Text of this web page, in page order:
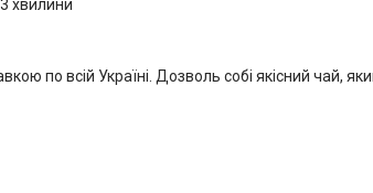
хвилини
по всій Україні. Дозволь собі якісний чай,